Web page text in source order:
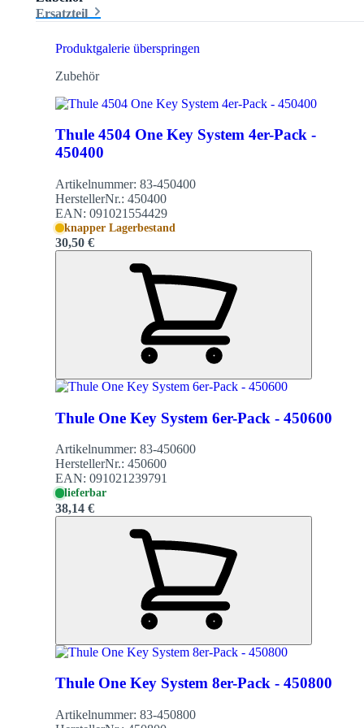
Ersatzteil
Produktgalerie überspringen
Zubehör
Thule 4504 One Key System 4er-Pack -
450400
Artikelnummer: 83-450400
HerstellerNr.: 450400
EAN: 091021554429
knapper Lagerbestand
30,50 €
Thule One Key System 6er-Pack - 450600
Artikelnummer: 83-450600
HerstellerNr.: 450600
EAN: 091021239791
lieferbar
38,14 €
Thule One Key System 8er-Pack - 450800
Artikelnummer: 83-450800